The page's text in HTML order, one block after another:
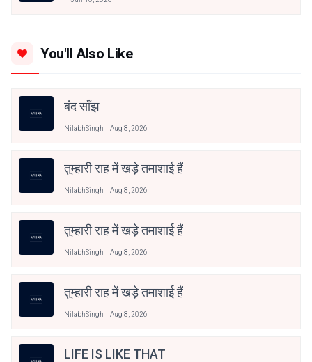
You'll Also Like
बंद साँझ
NilabhSingh Aug 8, 2026
तुम्हारी राह में खड़े तमाशाई हैं
NilabhSingh Aug 8, 2026
तुम्हारी राह में खड़े तमाशाई हैं
NilabhSingh Aug 8, 2026
तुम्हारी राह में खड़े तमाशाई हैं
NilabhSingh Aug 8, 2026
LIFE IS LIKE THAT